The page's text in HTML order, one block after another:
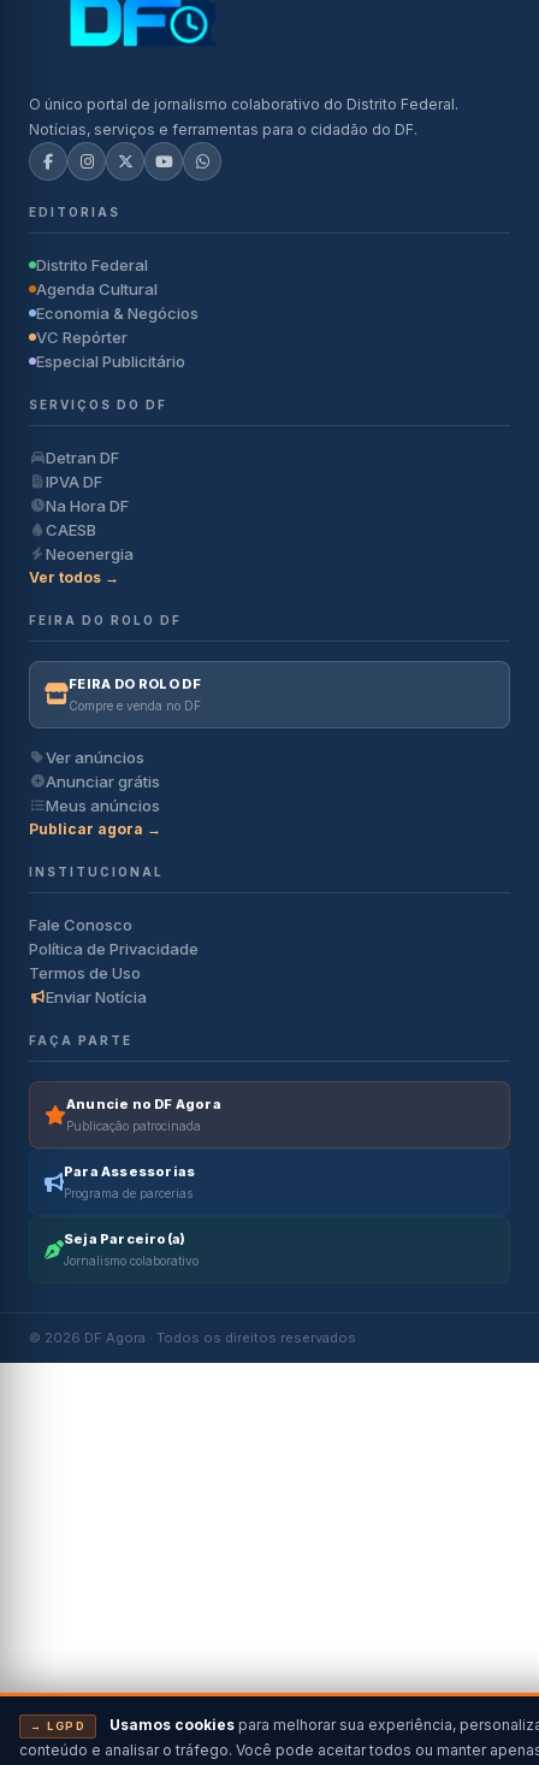
O único portal de jornalismo colaborativo do Distrito Federal.
Notícias, serviços e ferramentas para o cidadão do DF.
EDITORIAS
Distrito Federal
Agenda Cultural
Economia & Negócios
VC Repórter
Especial Publicitário
SERVIÇOS DO DF
Detran DF
IPVA DF
Na Hora DF
CAESB
Neoenergia
Ver todos →
FEIRA DO ROLO DF
FEIRA DO ROLO DF
Compre e venda no DF
Ver anúncios
Anunciar grátis
Meus anúncios
Publicar agora →
INSTITUCIONAL
Fale Conosco
Política de Privacidade
Termos de Uso
Enviar Notícia
FAÇA PARTE
Anuncie no DF Agora
Publicação patrocinada
Para Assessorias
Programa de parcerias
Seja Parceiro(a)
Jornalismo colaborativo
© 2026 DF Agora · Todos os direitos reservados
→ LGPD Usamos cookies para melhorar sua experiência,
conteúdo e analisar o tráfego. Você pode aceitar todos ou manter